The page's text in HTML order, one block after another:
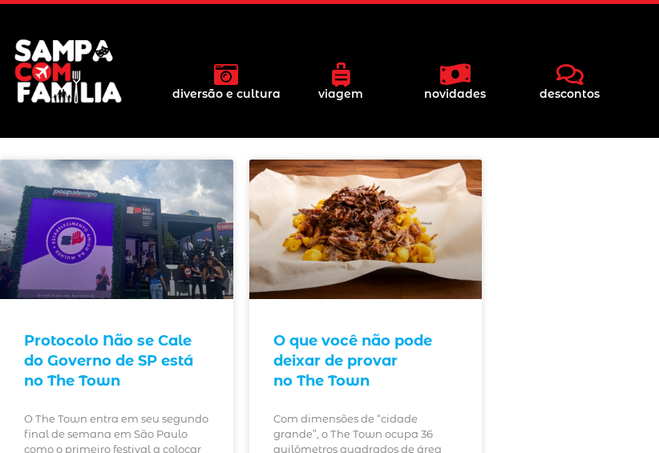
diversão e cultura viagem novidades descontos
Protocolo Não se Cale
do Governo de SP está
no The Town
O The Town entra em seu segundo
final de semana em São Paulo
como o primeiro festival a colocar
O que você não pode
deixar de provar
no The Town
Com dimensões de “cidade
grande”, o The Town ocupa 36
quilômetros quadrados de área